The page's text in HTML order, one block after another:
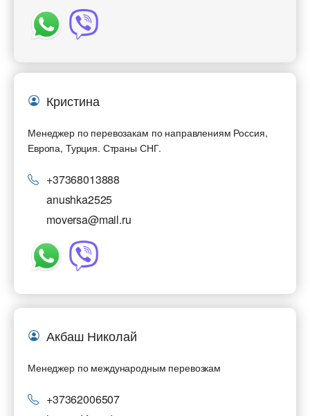
Кристина
Менеджер по перевозакам по направлениям Россия,
Европа, Турция. Страны СНГ.
+37368013888
anushka2525
moversa@mail.ru
Акбаш Николай
Менеджер по международным перевозкам
+37362006507
Страна загрузки
Наименование груза
Дата погрузки
Тип транспорта
Вес груза (т)
Страна загрузки
Тип транспорта
Свободен с
Вес груза (т)
Объем груза
Компания